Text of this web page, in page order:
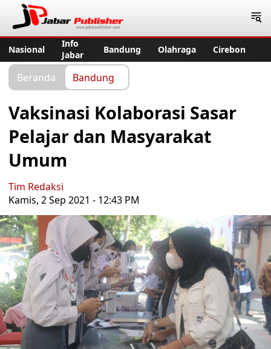
Nasional
Info
Jabar
Bandung Olahraga Cirebon
Beranda Bandung
Vaksinasi Kolaborasi Sasar
Pelajar dan Masyarakat
Umum
Tim Redaksi
Kamis, 2 Sep 2021 - 12:43 PM